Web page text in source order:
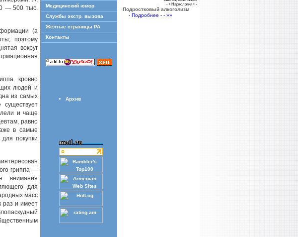
— 500 тыс.
(а
поэтому
вокруг
кровно
людей и
из самых
существует
и чаще
равно
в самые
покупки
гриппа —
внимания
для
масс
раз и имеет
Медицинский юмор
Службы экстр. вызова
Желтые страницы РА
Контакты
Архив
- • Наркология • -
Подростковый алкоголизм
- Подробнее - - »»